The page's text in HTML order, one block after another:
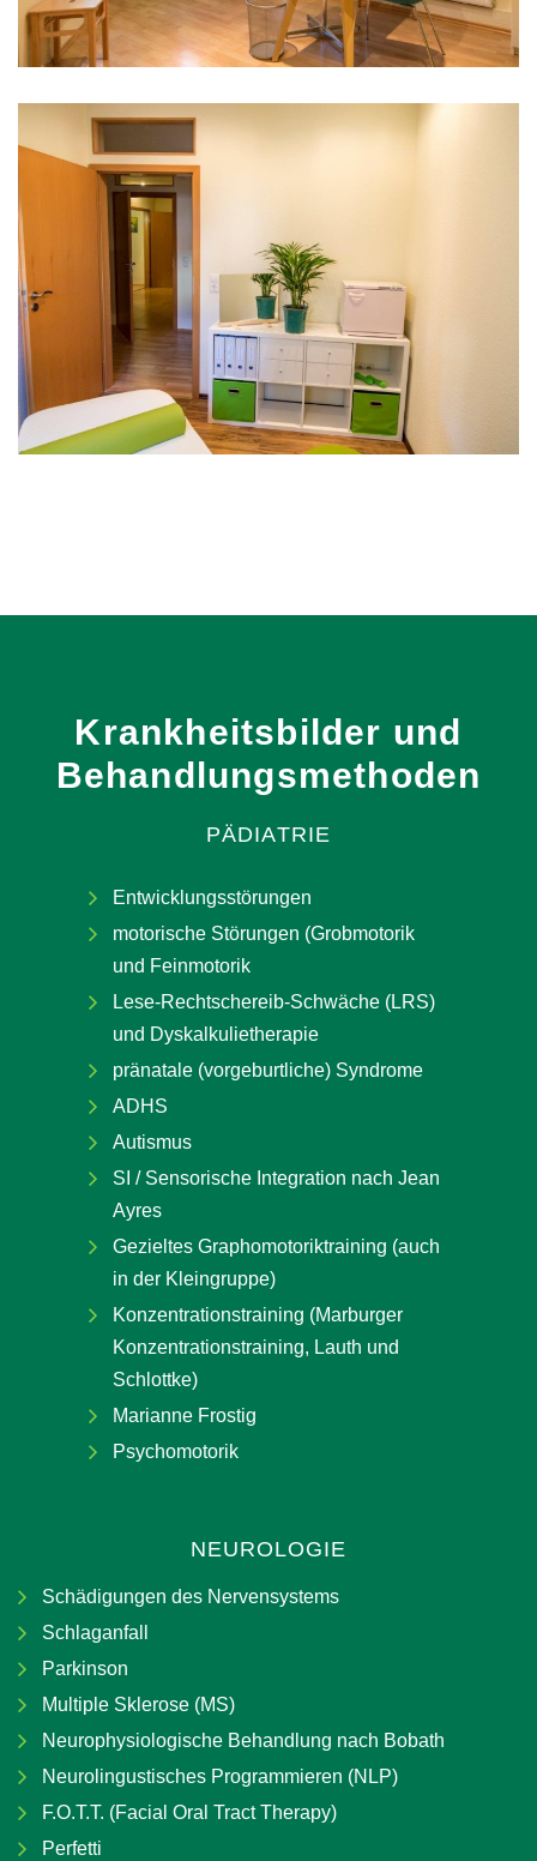
Ergotherapie Behandlungsraum
Krankheitsbilder und
Behandlungsmethoden
PÄDIATRIE
Entwicklungsstörungen
motorische Störungen (Grobmotorik
und Feinmotorik
Lese-Rechtschereib-Schwäche (LRS)
und Dyskalkulietherapie
pränatale (vorgeburtliche) Syndrome
ADHS
Autismus
SI / Sensorische Integration nach Jean
Ayres
Gezieltes Graphomotoriktraining (auch
in der Kleingruppe)
Konzentrationstraining (Marburger
Konzentrationstraining, Lauth und
Schlottke)
Marianne Frostig
Psychomotorik
NEUROLOGIE
Schädigungen des Nervensystems
Schlaganfall
Parkinson
Multiple Sklerose (MS)
Neurophysiologische Behandlung nach Bobath
Neurolingustisches Programmieren (NLP)
F.O.T.T. (Facial Oral Tract Therapy)
Perfetti